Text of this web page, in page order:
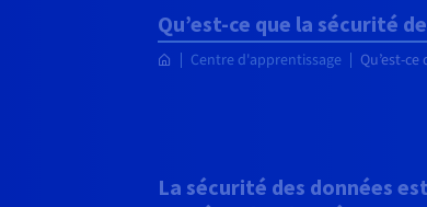
Qu’est-ce que la sécurité
Centre d'apprentissage Qu’est-
La sécurité des données